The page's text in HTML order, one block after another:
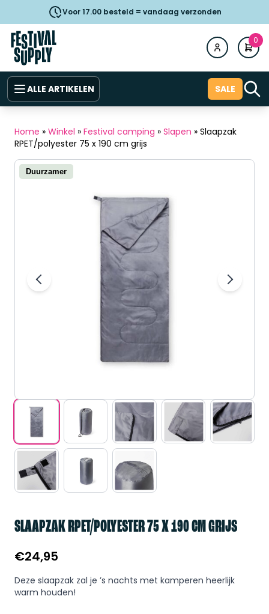
Voor 17.00 besteld = vandaag verzonden
0
ALLE ARTIKELEN SALE
Home » Winkel » Festival camping » Slapen » Slaapzak
RPET/polyester 75 x 190 cm grijs
Duurzamer
SLAAPZAK RPET/POLYESTER 75 X 190 CM GRIJS
€24,95
Deze slaapzak zal je ’s nachts met kamperen heerlijk
warm houden!